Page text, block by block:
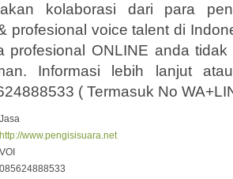
kolaborasi dari para
profesional voice talent di
profesional ONLINE anda
Informasi lebih lanjut
( Termasuk No
Jasa
http://www.pengisisuara.net
VOI
085624888533